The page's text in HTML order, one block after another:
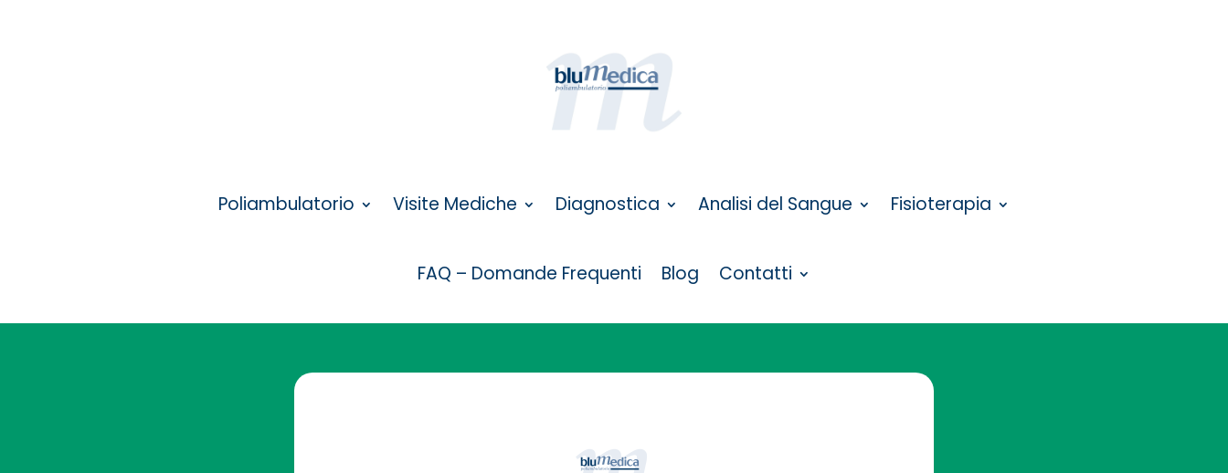
Poliambulatorio Visite Mediche Diagnostica Analisi del Sangue Fisioterapia
FAQ – Domande Frequenti Blog Contatti